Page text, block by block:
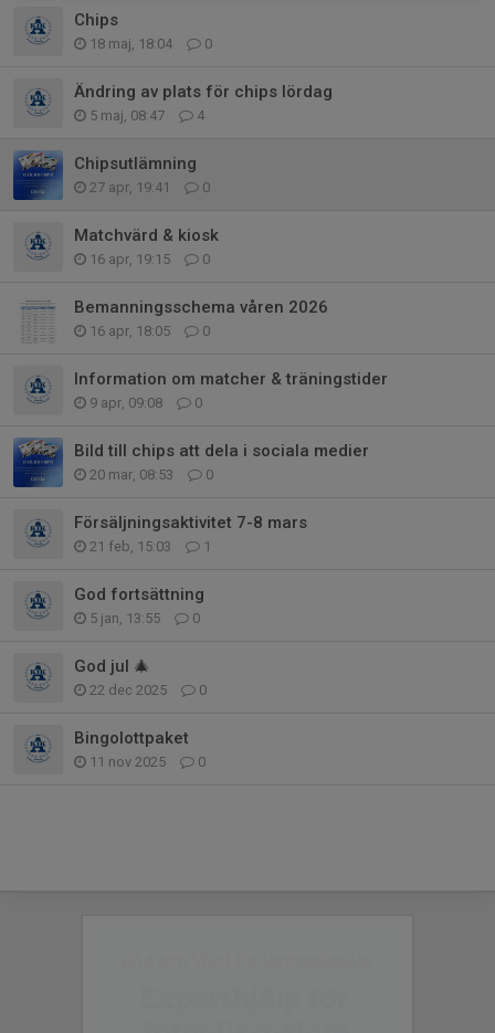
Chips
18 maj, 18:04 0
Ändring av plats för chips lördag
5 maj, 08:47 4
Chipsutlämning
27 apr, 19:41 0
Matchvärd & kiosk
16 apr, 19:15 0
Bemanningsschema våren 2026
16 apr, 18:05 0
Information om matcher & träningstider
9 apr, 09:08 0
Bild till chips att dela i sociala medier
20 mar, 08:53 0
Försäljningsaktivitet 7-8 mars
21 feb, 15:03 1
God fortsättning
5 jan, 13:55 0
God jul 🎄
22 dec 2025 0
Bingolottpaket
11 nov 2025 0